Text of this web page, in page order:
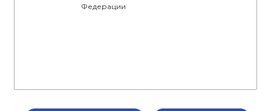
Федерации